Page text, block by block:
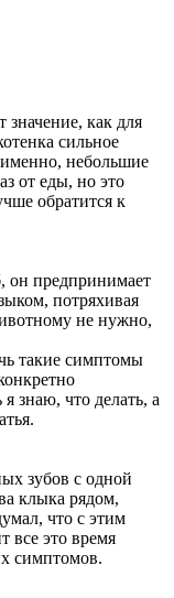
значение, как для
сильное
небольшие
от еды, но это
обратится к
он предпринимает
потряхивая
не нужно,
такие симптомы
знаю, что делать, а
зубов с одной
клыка рядом,
что с этим
все это время
симптомов.